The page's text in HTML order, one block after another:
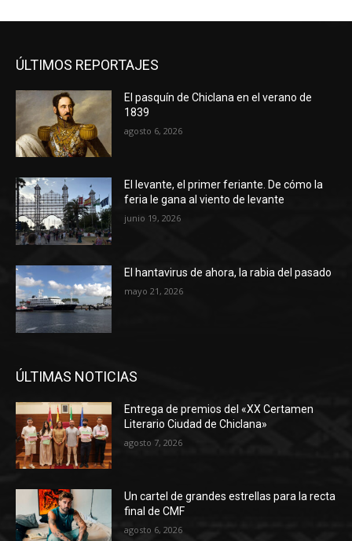
ÚLTIMOS REPORTAJES
El pasquín de Chiclana en el verano de
1839
agosto 6, 2026
El levante, el primer feriante. De cómo la
feria le gana al viento de levante
junio 19, 2026
El hantavirus de ahora, la rabia del pasado
mayo 21, 2026
ÚLTIMAS NOTICIAS
Entrega de premios del «XX Certamen
Literario Ciudad de Chiclana»
agosto 7, 2026
Un cartel de grandes estrellas para la recta
final de CMF
agosto 6, 2026